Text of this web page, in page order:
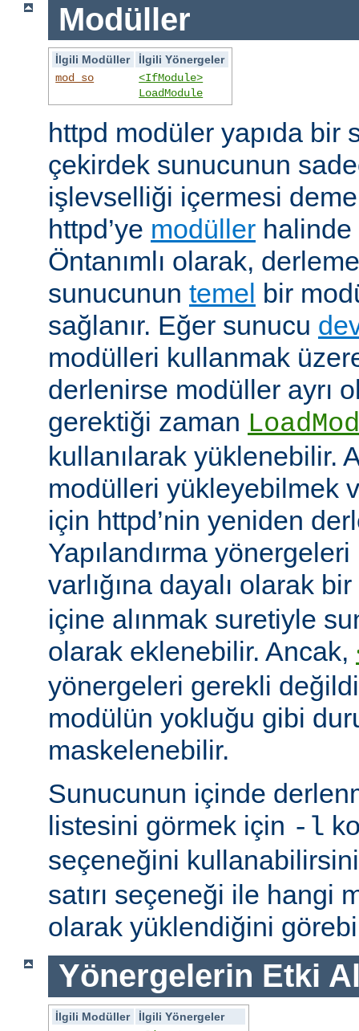
Modüller
İlgili Modüller
İlgili Yönergeler
mod_so
<IfModule>
LoadModule
httpd modüler yapıda bir
çekirdek sunucunun
işlevselliği içermesi
httpd’ye modüller
Öntanımlı olarak,
sunucunun temel
bir
sağlanır. Eğer sunucu
modülleri kullanmak
derlenirse modüller ayrı
gerektiği zaman
kullanılarak yüklenebilir.
modülleri yükleyebilmek
için httpd’nin yeniden
Yapılandırma
varlığına dayalı olarak bir
içine alınmak suretiyle
olarak eklenebilir. Ancak,
yönergeleri gerekli
modülün yokluğu gibi
maskelenebilir.
Sunucunun içinde
listesini görmek için -l
seçeneğini
satırı seçeneği ile hangi
olarak yüklendiğini
Yönergelerin Etki
İlgili Modüller
İlgili Yönergeler